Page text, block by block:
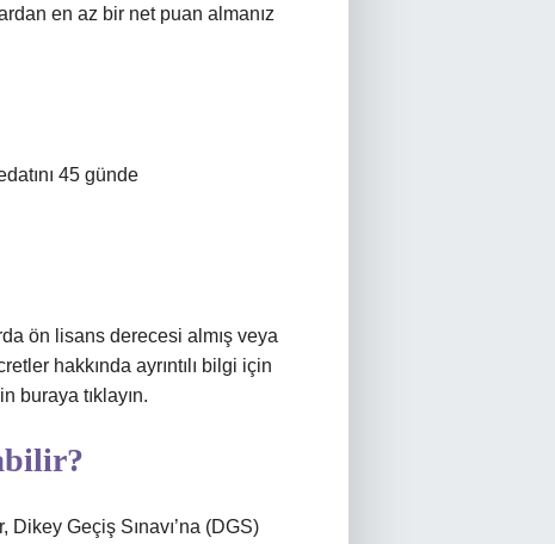
en az bir net puan almanız
45 günde
ön lisans derecesi almış veya
hakkında ayrıntılı bilgi için
buraya tıklayın.
Geçiş Sınavı’na (DGS)